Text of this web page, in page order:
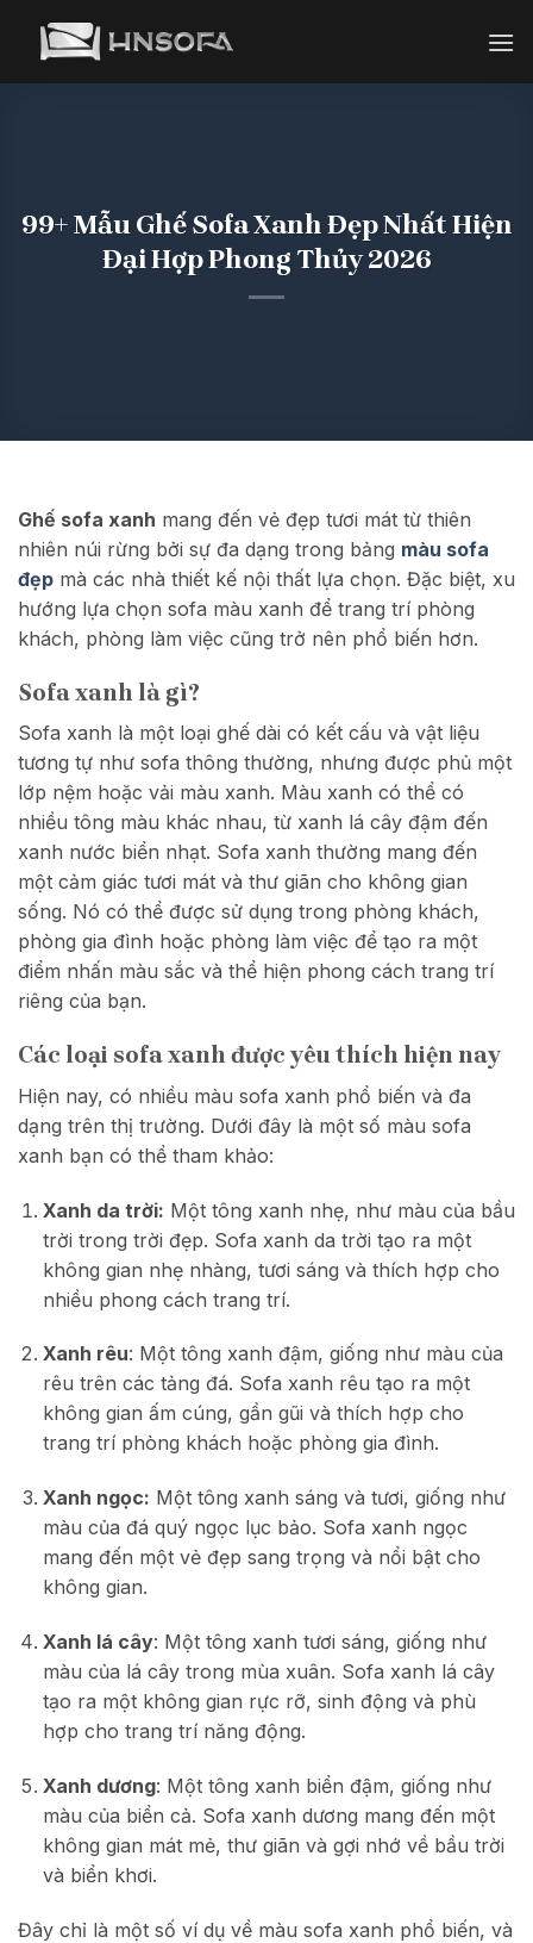
99+ Mẫu Ghế Sofa Xanh Đẹp Nhất Hiện
Đại Hợp Phong Thủy 2026
Ghế sofa xanh mang đến vẻ đẹp tươi mát từ thiên
nhiên núi rừng bởi sự đa dạng trong bảng màu sofa
đẹp mà các nhà thiết kế nội thất lựa chọn. Đặc biệt, xu
hướng lựa chọn sofa màu xanh để trang trí phòng
khách, phòng làm việc cũng trở nên phổ biến hơn.
Sofa xanh là gì?
Sofa xanh là một loại ghế dài có kết cấu và vật liệu
tương tự như sofa thông thường, nhưng được phủ một
lớp nệm hoặc vải màu xanh. Màu xanh có thể có
nhiều tông màu khác nhau, từ xanh lá cây đậm đến
xanh nước biển nhạt. Sofa xanh thường mang đến
một cảm giác tươi mát và thư giãn cho không gian
sống. Nó có thể được sử dụng trong phòng khách,
phòng gia đình hoặc phòng làm việc để tạo ra một
điểm nhấn màu sắc và thể hiện phong cách trang trí
riêng của bạn.
Các loại sofa xanh được yêu thích hiện nay
Hiện nay, có nhiều màu sofa xanh phổ biến và đa
dạng trên thị trường. Dưới đây là một số màu sofa
xanh bạn có thể tham khảo:
Xanh da trời: Một tông xanh nhẹ, như màu của bầu
trời trong trời đẹp. Sofa xanh da trời tạo ra một
không gian nhẹ nhàng, tươi sáng và thích hợp cho
nhiều phong cách trang trí.
Xanh rêu: Một tông xanh đậm, giống như màu của
rêu trên các tảng đá. Sofa xanh rêu tạo ra một
không gian ấm cúng, gần gũi và thích hợp cho
trang trí phòng khách hoặc phòng gia đình.
Xanh ngọc: Một tông xanh sáng và tươi, giống như
màu của đá quý ngọc lục bảo. Sofa xanh ngọc
mang đến một vẻ đẹp sang trọng và nổi bật cho
không gian.
Xanh lá cây: Một tông xanh tươi sáng, giống như
màu của lá cây trong mùa xuân. Sofa xanh lá cây
tạo ra một không gian rực rỡ, sinh động và phù
hợp cho trang trí năng động.
Xanh dương: Một tông xanh biển đậm, giống như
màu của biển cả. Sofa xanh dương mang đến một
không gian mát mẻ, thư giãn và gợi nhớ về bầu trời
và biển khơi.
Đây chỉ là một số ví dụ về màu sofa xanh phổ biến, và